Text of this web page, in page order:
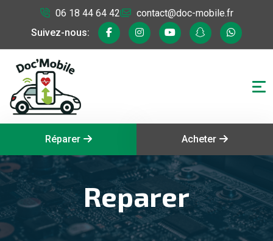
Suivez-nous:
06 18 44 64 42 contact@doc-mobile.fr
Réparer Acheter
Reparer